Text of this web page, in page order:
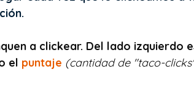
a clickear. Del lado izquierdo
el puntaje (cantidad de "taco-